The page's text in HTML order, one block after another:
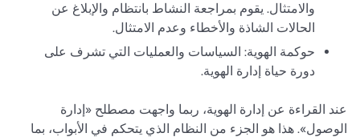
والامتثال. يقوم بمراجعة النشاط بانتظام والإبلاغ عن
الحالات الشاذة والأخطاء وعدم الامتثال.
حوكمة الهوية: السياسات والعمليات التي تشرف على
دورة حياة إدارة الهوية.
عند القراءة عن إدارة الهوية، ربما واجهت مصطلح «إدارة
الوصول». هذا هو الجزء من النظام الذي يتحكم في الأبواب، بما